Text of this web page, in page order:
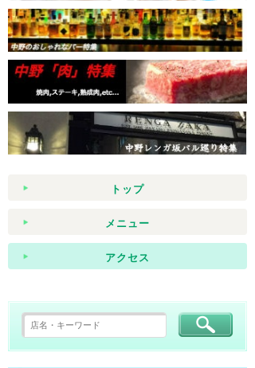
トップ
メニュー
アクセス